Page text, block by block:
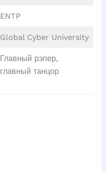
ENTP
Global Cyber University
Главный рэпер,
главный танцор